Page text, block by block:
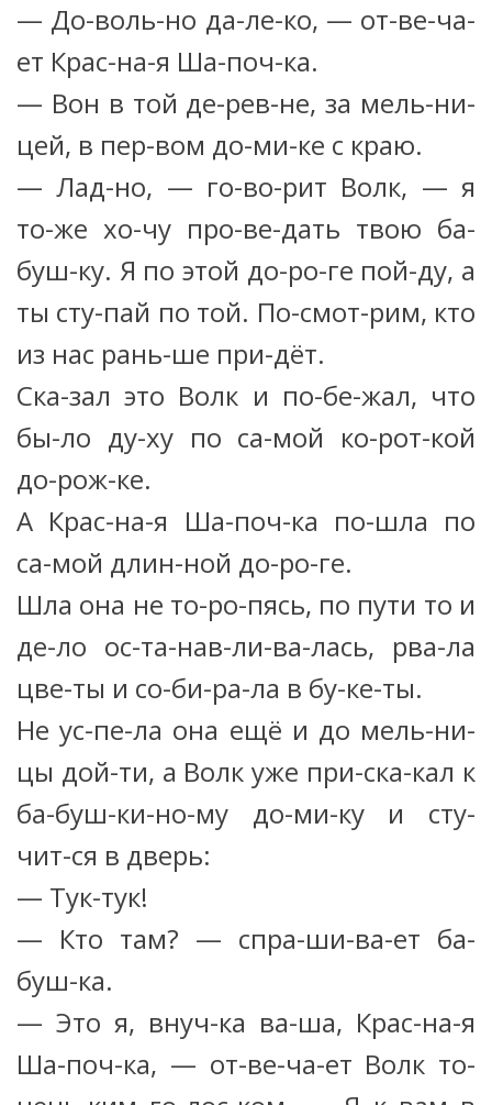
— До-воль-но да-ле-ко, — от-ве-ча-
ет Крас-на-я Ша-поч-ка.
— Вон в той де-рев-не, за мель-ни-
цей, в пер-вом до-ми-ке с краю.
— Лад-но, — го-во-рит Волк, — я
то-же хо-чу про-ве-дать твою ба-
буш-ку. Я по этой до-ро-ге пой-ду, а
ты сту-пай по той. По-смот-рим, кто
из нас рань-ше при-дёт.
Ска-зал это Волк и по-бе-жал, что
бы-ло ду-ху по са-мой ко-рот-кой
до-рож-ке.
А Крас-на-я Ша-поч-ка по-шла по
са-мой длин-ной до-ро-ге.
Шла она не то-ро-пясь, по пути то и
де-ло ос-та-нав-ли-ва-лась, рва-ла
цве-ты и со-би-ра-ла в бу-ке-ты.
Не ус-пе-ла она ещё и до мель-ни-
цы дой-ти, а Волк уже при-ска-кал к
ба-буш-ки-но-му до-ми-ку и сту-
чит-ся в дверь:
— Тук-тук!
— Кто там? — спра-ши-ва-ет ба-
буш-ка.
— Это я, внуч-ка ва-ша, Крас-на-я
Ша-поч-ка, — от-ве-ча-ет Волк то-